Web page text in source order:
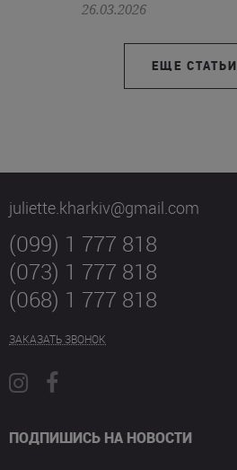
26.03.2026
ЕЩЕ СТАТЬИ
juliette.kharkiv@gmail.com
(099) 1 777 818
(073) 1 777 818
(068) 1 777 818
ЗАКАЗАТЬ ЗВОНОК
ПОДПИШИСЬ НА НОВОСТИ